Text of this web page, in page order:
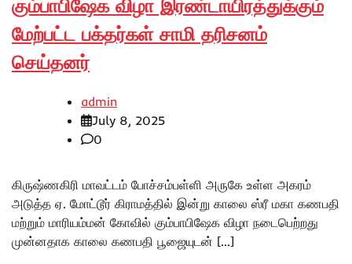
கும்பாபிஷேக விழா இரண்டாயிரத்துக்கும்
மேற்பட்ட பக்தர்கள் சாமி தரிசனம்
செய்தனர்
admin
July 8, 2025
0
கிருஷ்ணகிரி மாவட்டம் போச்சம்பள்ளி அருகே உள்ள அகரம்
அடுத்த ஏ. மோட்டூர் கிராமத்தில் இன்று காலை ஸ்ரீ மகா கணபதி
மற்றும் மாரியம்மன் கோவில் கும்பாபிஷேக விழா நடைபெற்றது
முன்னதாக காலை கணபதி பூஜையுடன் […]